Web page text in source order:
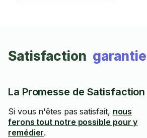
Satisfaction garantie
La Promesse de Satisfaction
Si vous n'êtes pas satisfait, nous
ferons tout notre possible pour y
remédier.